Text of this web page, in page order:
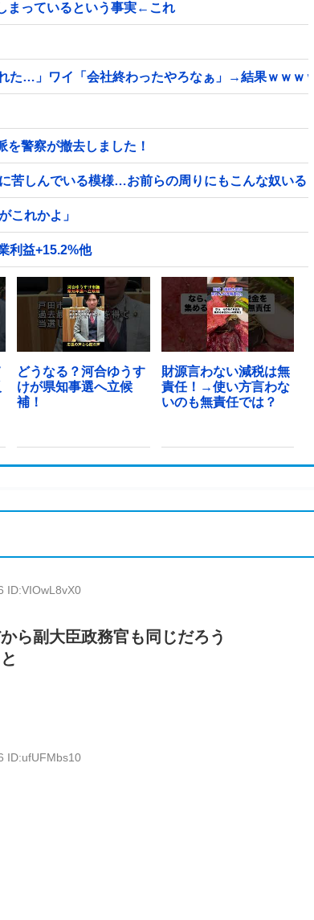
まっているという事実←これ
た…」ワイ「会社終わったやろなぁ」→結果ｗｗｗｗ
警察が撤去しました！
苦しんでいる模様…お前らの周りにもこんな奴いる？
これかよ」
利益+15.2%他
どうなる？河合ゆうす
けが県知事選へ立候
補！
財源言わない減税は無
責任！→使い方言わな
いのも無責任では？
ID:VIOwL8vX0
ら副大臣政務官も同じだろう
ID:ufUFMbs10